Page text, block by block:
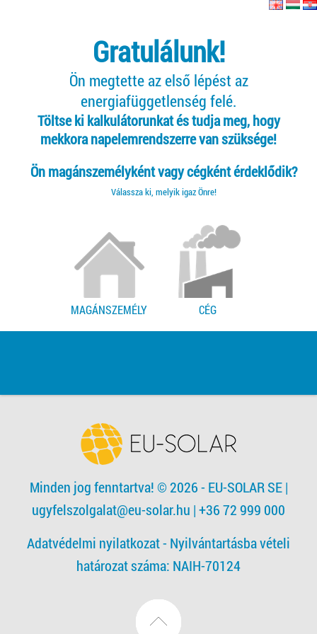
Gratulálunk!
Ön megtette az első lépést az
energiafüggetlenség felé.
Töltse ki kalkulátorunkat és tudja meg, hogy
mekkora napelemrendszerre van szüksége!
Ön magánszemélyként vagy cégként érdeklődik?
Válassza ki, melyik igaz Önre!
MAGÁNSZEMÉLY CÉG
Minden jog fenntartva! © 2026 - EU-SOLAR SE|
ugyfelszolgalat@eu-solar.hu | +36 72 999 000
Adatvédelmi nyilatkozat - Nyilvántartásba vételi
határozat száma: NAIH-70124